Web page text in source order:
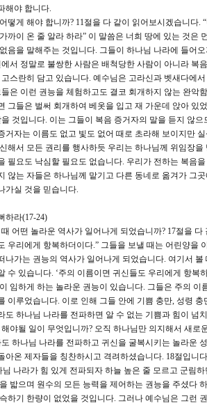
해야 합니다.
떻게 해야 합니까? 11절을 다 같이 읽어보시겠습니다.
까이 온 줄 알라 하라” 이 말씀은 너희 땅에 있는 것은
음을 말해주는 것입니다. 그들이 하나님 나라에 들어
서 정말로 불쌍한 사람은 배척당한 사람이 아니라 복
스란히 담고 있습니다. 예수님은 고라신과 벳새다에
은 이런 권능을 체험하고도 결코 회개하지 않는 완악
그들은 벌써 회개하여 베옷을 입고 재 가운데 앉아 있
것입니다. 이는 그들이 복음 증거자의 말을 듣지 않
거자는 이름도 없고 빛도 없어 때로 초라해 보이지만
해서 모든 권리를 행사하듯 우리는 하나님께 위임장
필요도 낙심할 필요도 없습니다. 우리가 전하는 복음
않는 자들은 하나님께 맡기고 다른 동네로 옮겨가 그
가실 것을 믿습니다.
하라(17-24)
어떤 놀라운 역사가 일어나게 되었습니까? 17절을
우리에게 항복하더이다.” 그들을 보낼 때는 어린양을
나가는 권능의 역사가 일어나게 되었습니다. 여기서
수 있습니다. ‘주의 이름이면 귀신들도 우리에게 항복
임하게 하는 놀라운 권능이 있습니다. 그들은 주의
이루었습니다. 이로 인해 그들 안에 기쁨 충만, 성령
도 하나님 나라를 전파하면 알 수 없는 기쁨과 힘이 넘
야될 일이 무엇입니까? 오직 하나님만 의지해서 새로
하나님 나라를 전파하고 귀신을 굴복시키는 놀라운
온 제자들을 칭찬하시고 격려하셨습니다. 18절입니
나라가 힘 있게 전파되자 하늘 높은 줄 모르고 군림
밟으며 원수의 모든 능력을 제어하는 권능을 주셨다
하기 한량이 없었을 것입니다. 그러나 예수님은 그런